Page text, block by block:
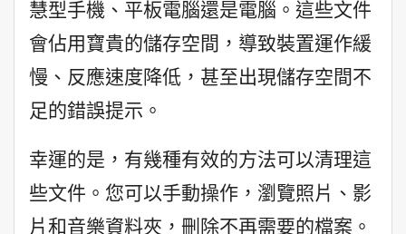
慧型手機、平板電腦還是電腦。這些文件
會佔用寶貴的儲存空間，導致裝置運作緩
慢、反應速度降低，甚至出現儲存空間不
足的錯誤提示。
幸運的是，有幾種有效的方法可以清理這
些文件。您可以手動操作，瀏覽照片、影
片和音樂資料夾，刪除不再需要的檔案。